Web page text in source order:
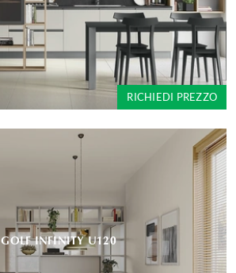
RICHIEDI PREZZO
GOLF INFINITY U120